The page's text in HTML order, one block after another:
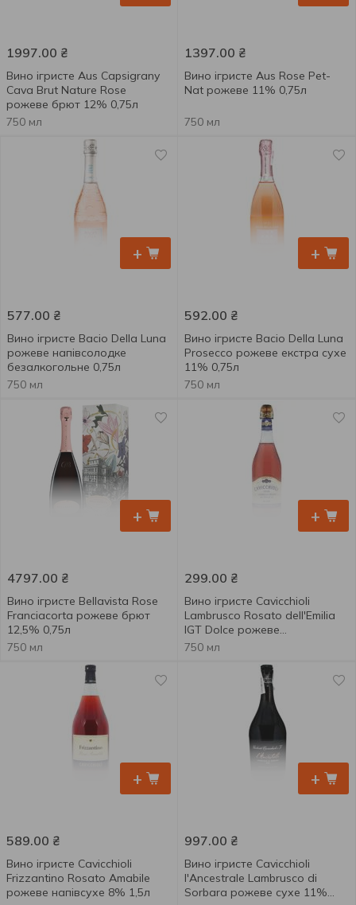
1997.00 ₴
Вино ігристе Aus Capsigrany
Cava Brut Nature Rose
рожеве брют 12% 0,75л
750 мл
1397.00 ₴
Вино ігристе Aus Rose Pet-
Nat рожеве 11% 0,75л
750 мл
+
577.00 ₴
Вино ігристе Bacio Della Luna
рожеве напівсолодке
безалкогольне 0,75л
750 мл
+
592.00 ₴
Вино ігристе Bacio Della Luna
Prosecco рожеве екстра сухе
11% 0,75л
750 мл
+
4797.00 ₴
Вино ігристе Bellavista Rose
Franciacorta рожеве брют
12,5% 0,75л
750 мл
+
299.00 ₴
Вино ігристе Cavicchioli
Lambrusco Rosato dell'Emilia
IGT Dolce рожеве
напівсолодке 7,5% 0,75л
750 мл
+
589.00 ₴
Вино ігристе Cavicchioli
Frizzantino Rosato Amabile
рожеве напівсухе 8% 1,5л
+
997.00 ₴
Вино ігристе Cavicchioli
l'Ancestrale Lambrusco di
Sorbara рожеве сухе 11%